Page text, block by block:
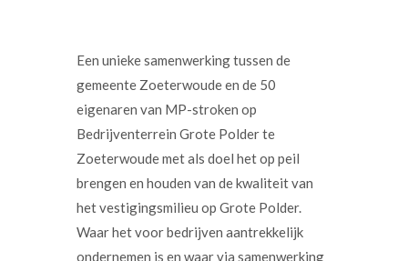
Een unieke samenwerking tussen de
gemeente Zoeterwoude en de 50
eigenaren van MP-stroken op
Bedrijventerrein Grote Polder te
Zoeterwoude met als doel het op peil
brengen en houden van de kwaliteit van
het vestigingsmilieu op Grote Polder.
Waar het voor bedrijven aantrekkelijk
ondernemen is en waar via samenwerking